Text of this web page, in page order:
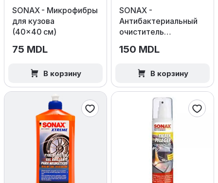
SONAX - Микрофибры
для кузова
(40×40 см)
75 MDL
В корзину
SONAX -
Антибактериальный
очиститель
Fresh
150 MDL
В корзину